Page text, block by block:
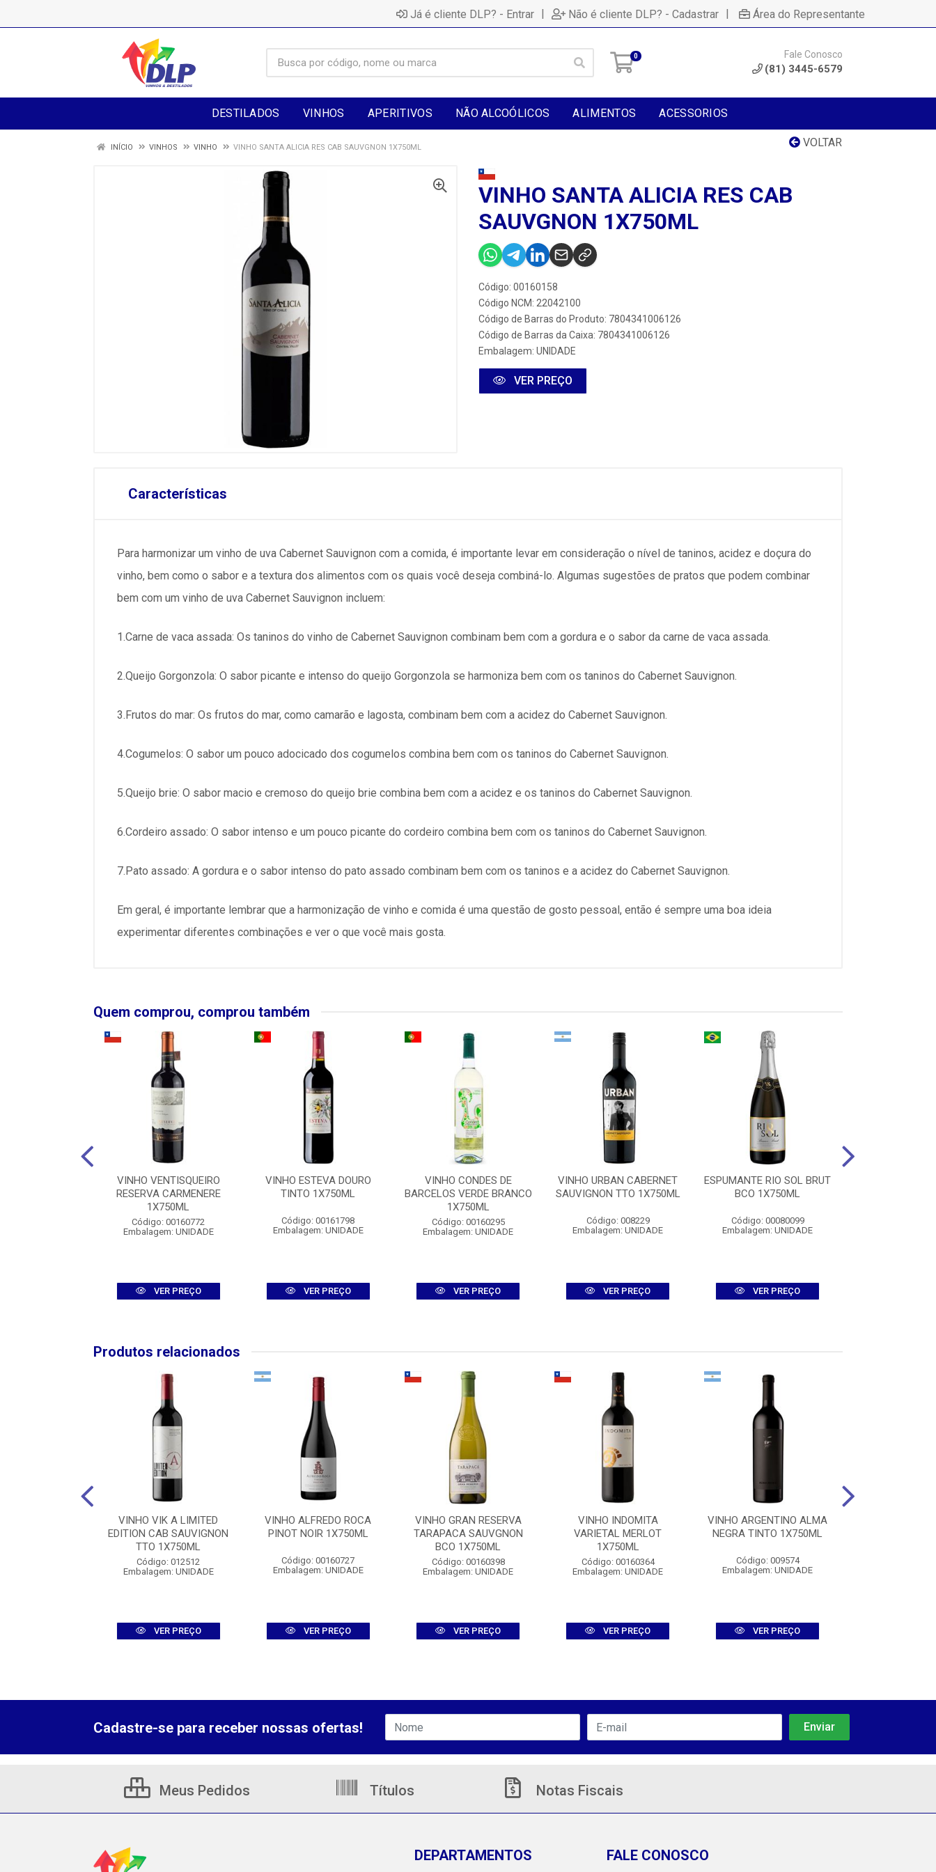
Já é cliente DLP? - Entrar | Não é cliente DLP? - Cadastrar | Área do Representante
0 Fale Conosco
(81) 3445-6579
DESTILADOS VINHOS APERITIVOS NÃO ALCOÓLICOS ALIMENTOS ACESSORIOS
VOLTAR
INÍCIO VINHOS VINHO VINHO SANTA ALICIA RES CAB SAUVGNON 1X750ML
VINHO SANTA ALICIA RES CAB
SAUVGNON 1X750ML
Código: 00160158
Código NCM: 22042100
Código de Barras do Produto: 7804341006126
Código de Barras da Caixa: 7804341006126
Embalagem: UNIDADE
VER PREÇO
Características
Para harmonizar um vinho de uva Cabernet Sauvignon com a comida, é importante levar em consideração o nível de taninos, acidez e doçura do
vinho, bem como o sabor e a textura dos alimentos com os quais você deseja combiná-lo. Algumas sugestões de pratos que podem combinar
bem com um vinho de uva Cabernet Sauvignon incluem:
1.Carne de vaca assada: Os taninos do vinho de Cabernet Sauvignon combinam bem com a gordura e o sabor da carne de vaca assada.
2.Queijo Gorgonzola: O sabor picante e intenso do queijo Gorgonzola se harmoniza bem com os taninos do Cabernet Sauvignon.
3.Frutos do mar: Os frutos do mar, como camarão e lagosta, combinam bem com a acidez do Cabernet Sauvignon.
4.Cogumelos: O sabor um pouco adocicado dos cogumelos combina bem com os taninos do Cabernet Sauvignon.
5.Queijo brie: O sabor macio e cremoso do queijo brie combina bem com a acidez e os taninos do Cabernet Sauvignon.
6.Cordeiro assado: O sabor intenso e um pouco picante do cordeiro combina bem com os taninos do Cabernet Sauvignon.
7.Pato assado: A gordura e o sabor intenso do pato assado combinam bem com os taninos e a acidez do Cabernet Sauvignon.
Em geral, é importante lembrar que a harmonização de vinho e comida é uma questão de gosto pessoal, então é sempre uma boa ideia
experimentar diferentes combinações e ver o que você mais gosta.
Quem comprou, comprou também
VINHO VENTISQUEIRO
RESERVA CARMENERE
1X750ML
Código: 00160772
Embalagem: UNIDADE
VER PREÇO
VINHO ESTEVA DOURO
TINTO 1X750ML
Código: 00161798
Embalagem: UNIDADE
VER PREÇO
VINHO CONDES DE
BARCELOS VERDE BRANCO
1X750ML
Código: 00160295
Embalagem: UNIDADE
VER PREÇO
VINHO URBAN CABERNET
SAUVIGNON TTO 1X750ML
Código: 008229
Embalagem: UNIDADE
VER PREÇO
ESPUMANTE RIO SOL BRUT
BCO 1X750ML
Código: 00080099
Embalagem: UNIDADE
VER PREÇO
Produtos relacionados
VINHO VIK A LIMITED
EDITION CAB SAUVIGNON
TTO 1X750ML
Código: 012512
Embalagem: UNIDADE
VER PREÇO
VINHO ALFREDO ROCA
PINOT NOIR 1X750ML
Código: 00160727
Embalagem: UNIDADE
VER PREÇO
VINHO GRAN RESERVA
TARAPACA SAUVGNON
BCO 1X750ML
Código: 00160398
Embalagem: UNIDADE
VER PREÇO
VINHO INDOMITA
VARIETAL MERLOT
1X750ML
Código: 00160364
Embalagem: UNIDADE
VER PREÇO
VINHO ARGENTINO ALMA
NEGRA TINTO 1X750ML
Código: 009574
Embalagem: UNIDADE
VER PREÇO
Cadastre-se para receber nossas ofertas!
Meus Pedidos Títulos Notas Fiscais
DEPARTAMENTOS FALE CONOSCO